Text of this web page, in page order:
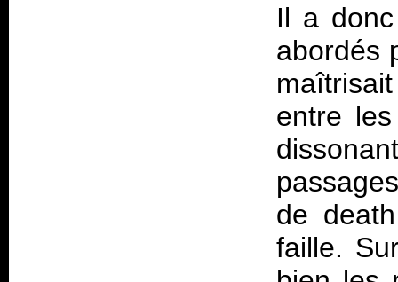
Il a
abordés
entre
de
faille.